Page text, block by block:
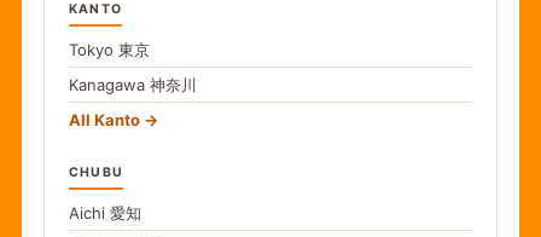
KANTO
Tokyo 東京
Kanagawa 神奈川
All Kanto
CHUBU
Aichi 愛知